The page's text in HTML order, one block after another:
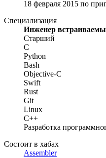
18 февраля 2015 по
Специализация
Инженер
Старший
C
Python
Bash
Objective-С
Swift
Rust
Git
Linux
C++
Разработка
Состоит в хабах
Assembler